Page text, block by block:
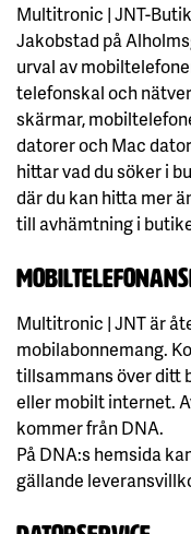
Multitronic | JNT-
Jakobstad på
urval av
telefonskal och
skärmar,
datorer och Mac
hittar vad du söker i
där du kan hitta mer
till avhämtning i
Multitronic | JNT är
mobilabonnemang.
tillsammans över ditt
eller mobilt internet.
kommer från DNA.
På DNA:s hemsida
gällande